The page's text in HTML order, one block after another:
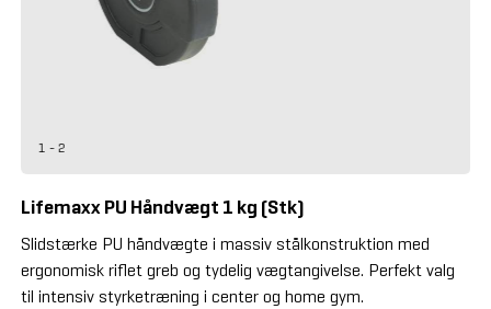
1 - 2
Lifemaxx PU Håndvægt 1 kg (Stk)
Slidstærke PU håndvægte i massiv stålkonstruktion med
ergonomisk riflet greb og tydelig vægtangivelse. Perfekt valg
til intensiv styrketræning i center og home gym.